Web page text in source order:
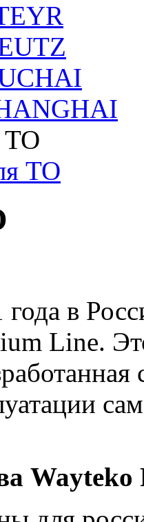
ТО
ТО
в
Line.
Wayteko